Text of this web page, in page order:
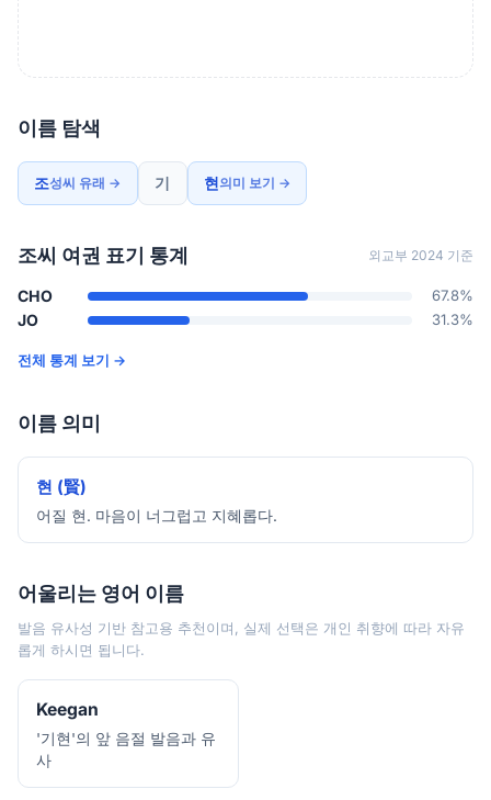
이름 탐색
조성씨 유래 → 기 현의미 보기 →
조씨 여권 표기 통계 외교부 2024 기준
CHO 67.8%
JO 31.3%
전체 통계 보기 →
이름 의미
현 (賢)
어질 현. 마음이 너그럽고 지혜롭다.
어울리는 영어 이름
발음 유사성 기반 참고용 추천이며, 실제 선택은 개인 취향에 따라 자유
롭게 하시면 됩니다.
Keegan
'기현'의 앞 음절 발음과 유
사